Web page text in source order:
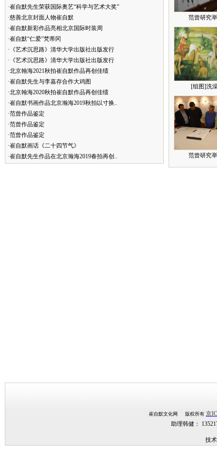
·崔自默先生荣获国际奥艺“科学与艺术大奖”
·慈善北京封面人物崔自默
·崔自默新彩作品亮相北京国际时装周
·崔自默“仁爱”梵蒂冈
·《艺术沉思路》清华大学出版社出版发行
·《艺术沉思路》清华大学出版社出版发行
·北京翰海2021秋拍崔自默作品再创佳绩
·崔自默先生与李嘉存合作大鸡图
·北京翰海2020秋拍崔自默作品再创佳绩
·崔自默书画作品北京瀚海2019秋拍以寸换..
·范曾作品鉴定
·范曾作品鉴定
·范曾作品鉴定
·崔自默画话《二十四节气》
·崔自默先生作品在北京瀚海2019春拍再创..
范曾研究
[组图]洗
范曾研究
崔自默文化网 版权所有 京
助理韩健：
技